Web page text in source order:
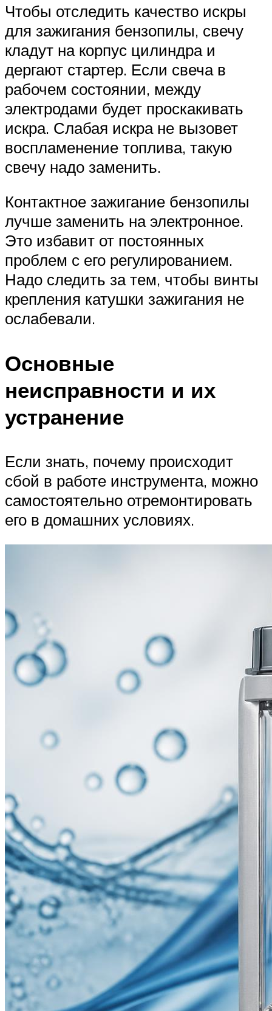
Чтобы отследить качество искры
для зажигания бензопилы, свечу
кладут на корпус цилиндра и
дергают стартер. Если свеча в
рабочем состоянии, между
электродами будет проскакивать
искра. Слабая искра не вызовет
воспламенение топлива, такую
свечу надо заменить.
Контактное зажигание бензопилы
лучше заменить на электронное.
Это избавит от постоянных
проблем с его регулированием.
Надо следить за тем, чтобы винты
крепления катушки зажигания не
ослабевали.
Основные
неисправности и их
устранение
Если знать, почему происходит
сбой в работе инструмента, можно
самостоятельно отремонтировать
его в домашних условиях.